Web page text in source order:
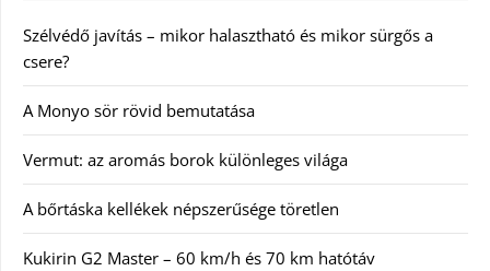
Szélvédő javítás – mikor halasztható és mikor sürgős a
csere?
A Monyo sör rövid bemutatása
Vermut: az aromás borok különleges világa
A bőrtáska kellékek népszerűsége töretlen
Kukirin G2 Master – 60 km/h és 70 km hatótáv